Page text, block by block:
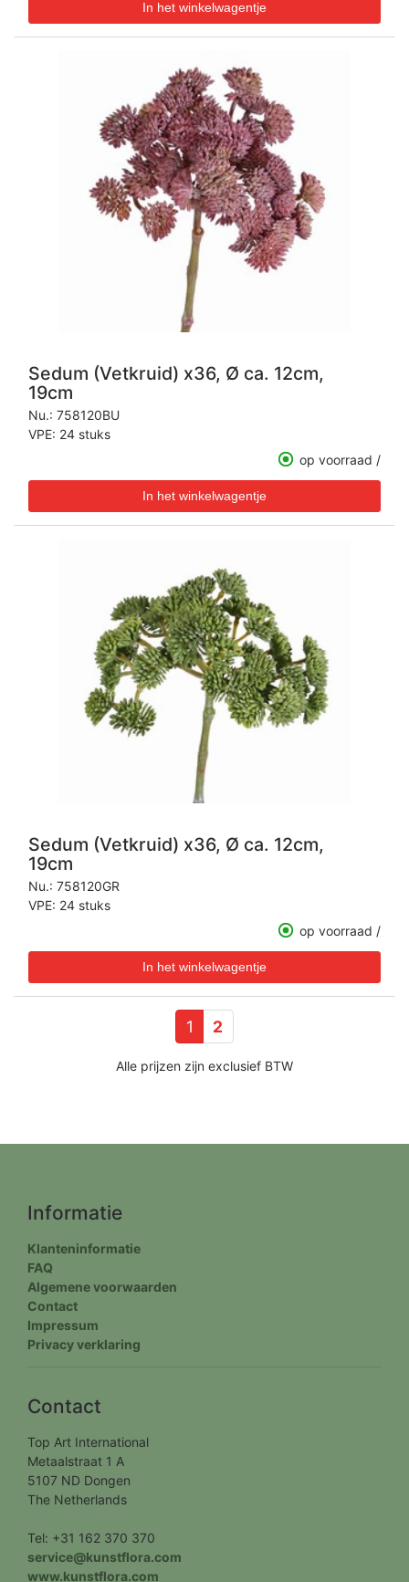
Sedum (Vetkruid) x36, Ø ca. 12cm,
19cm
Nu.: 758120BU
VPE: 24 stuks
op voorraad /
Sedum (Vetkruid) x36, Ø ca. 12cm,
19cm
Nu.: 758120GR
VPE: 24 stuks
op voorraad /
1 2
Alle prijzen zijn exclusief BTW
Informatie
Klanteninformatie
FAQ
Algemene voorwaarden
Contact
Impressum
Privacy verklaring
Contact
Top Art International
Metaalstraat 1 A
5107 ND Dongen
The Netherlands
Tel: +31 162 370 370
service@kunstflora.com
www.kunstflora.com